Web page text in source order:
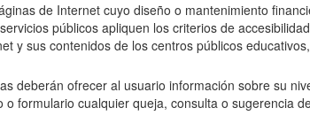
de Internet cuyo diseño o mantenimiento
públicos apliquen los criterios de
y sus contenidos de los centros públicos
deberán ofrecer al usuario información sobre su
formulario cualquier queja, consulta o sugerencia